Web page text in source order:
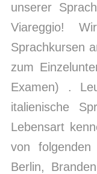
unserer
Viareggio!
Sprachkursen
zum
Examen) .
italienische
Lebensart
von folgenden
Berlin,